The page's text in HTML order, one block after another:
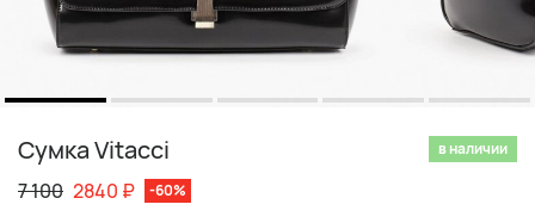
Сумка Vitacci в наличии
7 100 2840 ₽ -60%